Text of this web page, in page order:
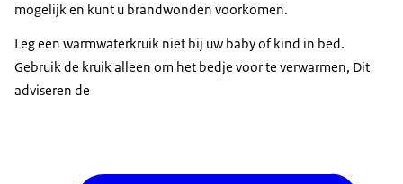
mogelijk en kunt u brandwonden voorkomen.
Leg een warmwaterkruik niet bij uw baby of kind in bed.
Gebruik de kruik alleen om het bedje voor te verwarmen, Dit
adviseren de